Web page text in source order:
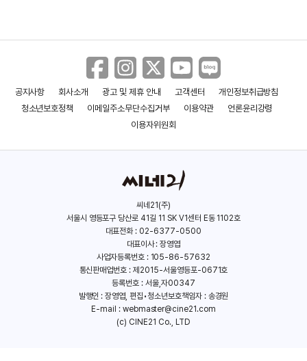
스카이스크래퍼 삼손
공지사항 회사소개 광고 및 제휴 안내 고객센터
개인정보취급방침
청소년보호정책
이메일주소무단수집거부 이용약관
언론윤리강령
이용자위원회
씨네21(주)
서울시 영등포구 당산로 41길 11 SK V1센터 E동 1102호
대표전화 : 02-6377-0500
대표이사 : 장영엽
사업자등록번호 : 105-86-57632
통신판매업번호 : 제2015-서울영등포-0671호
등록번호 : 서울,자00347
발행인 : 장영엽, 편집•청소년보호책임자 : 송경원
E-mail : webmaster@cine21.com
(c) CINE21 Co., LTD